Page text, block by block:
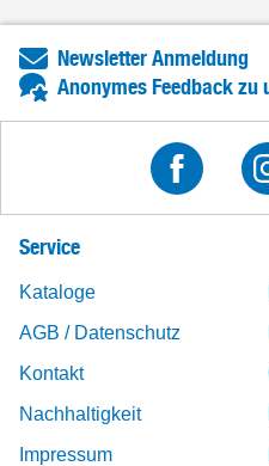
Newsletter Anmeldung
Anonymes Feedback zu
Service
Kataloge
AGB / Datenschutz
Kontakt
Nachhaltigkeit
Impressum